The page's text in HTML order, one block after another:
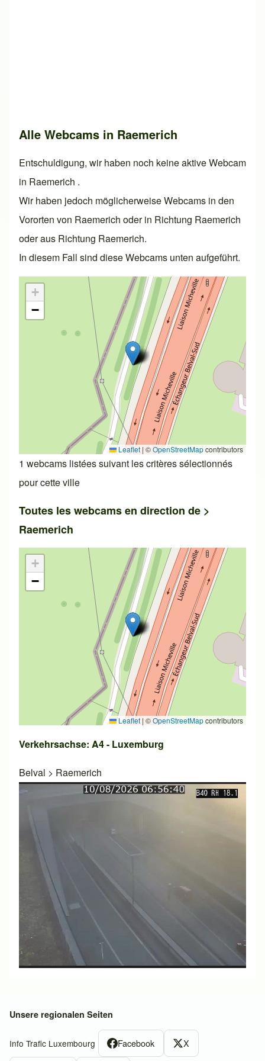
Alle Webcams in Raemerich
Entschuldigung, wir haben noch keine aktive Webcam
in Raemerich .
Wir haben jedoch möglicherweise Webcams in den
Vororten von Raemerich oder in Richtung Raemerich
oder aus Richtung Raemerich.
In diesem Fall sind diese Webcams unten aufgeführt.
+
−
Leaflet | ©OpenStreetMapcontributors
1 webcams listées suivant les critères sélectionnés
pour cette ville
Toutes les webcams en direction de >
Raemerich
+
−
Leaflet | ©OpenStreetMapcontributors
Verkehrsachse: A4 - Luxemburg
Belval > Raemerich
Unsere regionalen Seiten
Info Trafic Luxembourg Facebook X